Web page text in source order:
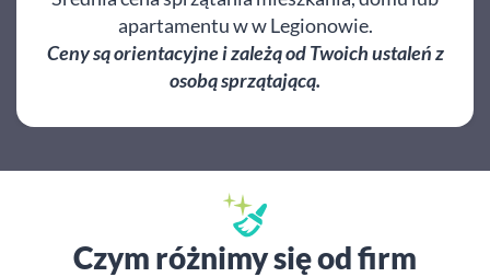
apartamentu w w Legionowie.
Ceny są orientacyjne i zależą od Twoich ustaleń z
osobą sprzątającą.
Czym różnimy się od firm